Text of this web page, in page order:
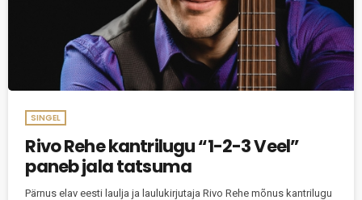
SINGEL
Rivo Rehe kantrilugu “1-2-3 Veel”
paneb jala tatsuma
Pärnus elav eesti laulja ja laulukirjutaja Rivo Rehe mõnus kantrilugu